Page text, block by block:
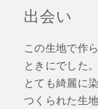
出会い
この生地で作
ときにでした。
とても綺麗に
つくられた生